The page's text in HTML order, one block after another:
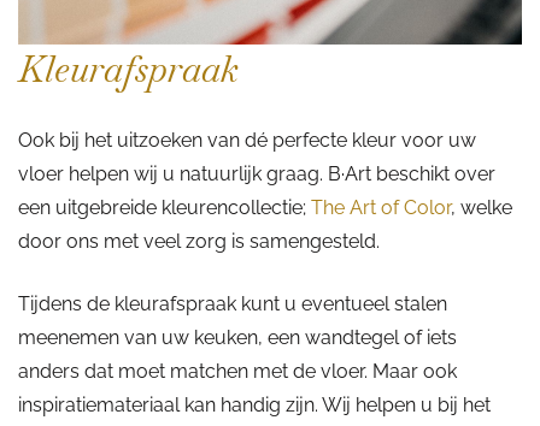
Kleurafspraak
Ook bij het uitzoeken van dé perfecte kleur voor uw
vloer helpen wij u natuurlijk graag. B·Art beschikt over
een uitgebreide kleurencollectie; The Art of Color, welke
door ons met veel zorg is samengesteld.
Tijdens de kleurafspraak kunt u eventueel stalen
meenemen van uw keuken, een wandtegel of iets
anders dat moet matchen met de vloer. Maar ook
inspiratiemateriaal kan handig zijn. Wij helpen u bij het